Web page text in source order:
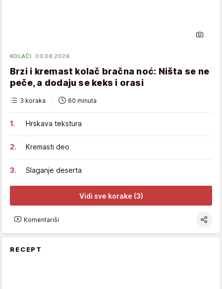
KOLAČI 03.08.2026.
Brzi i kremast kolač bračna noć: Ništa se ne
peče, a dodaju se keks i orasi
3 koraka 60 minuta
Hrskava tekstura
Kremasti deo
Slaganje deserta
Vidi sve korake (3)
Komentariši
RECEPT